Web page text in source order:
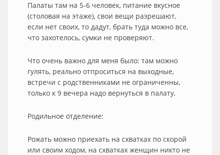
Палаты там на 5-6 человек, питание вкусное
(столовая на этаже), свои вещи разрешают,
если нет своих, то дадут, брать туда можно все,
что захотелось, сумки не проверяют.
Что очень важно для меня было: там можно
гулять, реально отпроситься на выходные,
встречи с родственниками не ограниченны,
только к 9 вечера надо вернуться в палату.
Родильное отделение:
Рожать можно приехать на схватках по скорой
или своим ходом, на схватках женщин никто не